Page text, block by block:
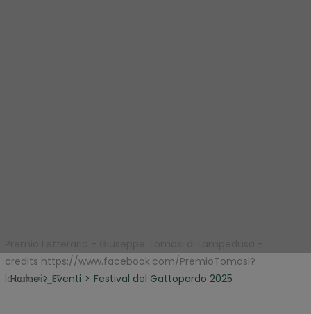
credits https://www.facebook.com/PremioTomasi?
locale=it_IT
Home Eventi Festival del Gattopardo 2025